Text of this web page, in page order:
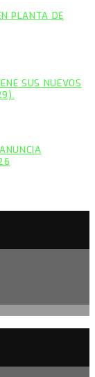
PLANTA DE
SUS NUEVOS